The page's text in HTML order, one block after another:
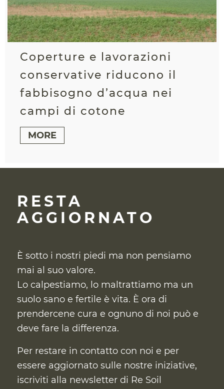
Coperture e lavorazioni
conservative riducono il
fabbisogno d’acqua nei
campi di cotone
MORE
RESTA
AGGIORNATO
È sotto i nostri piedi ma non pensiamo
mai al suo valore.
Lo calpestiamo, lo maltrattiamo ma un
suolo sano e fertile è vita. È ora di
prendercene cura e ognuno di noi può e
deve fare la differenza.
Per restare in contatto con noi e per
essere aggiornato sulle nostre iniziative,
iscriviti alla newsletter di Re Soil